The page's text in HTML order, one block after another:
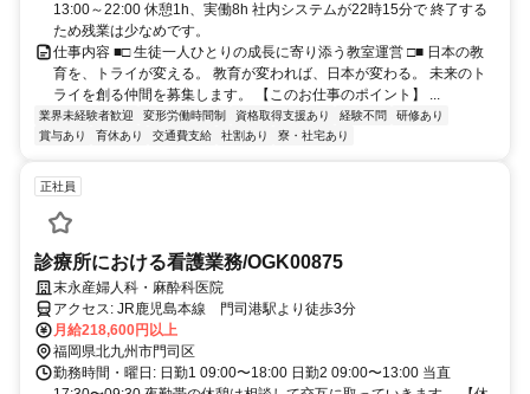
13:00～22:00 休憩1h、実働8h 社内システムが22時15分で 終了する
ため残業は少なめです。
仕事内容 ■□ 生徒一人ひとりの成長に寄り添う教室運営 □■ 日本の教
育を、トライが変える。 教育が変われば、日本が変わる。 未来のト
ライを創る仲間を募集します。 【このお仕事のポイント】 ...
業界未経験者歓迎 変形労働時間制 資格取得支援あり 経験不問
研修あり
賞与あり
育休あり 交通費支給 社割あり 寮・社宅あり
正社員
診療所における看護業務/OGK00875
末永産婦人科・麻酔科医院
アクセス: JR鹿児島本線 門司港駅より徒歩3分
月給218,600円以上
福岡県北九州市門司区
勤務時間・曜日: 日勤1 09:00〜18:00 日勤2 09:00〜13:00 当直